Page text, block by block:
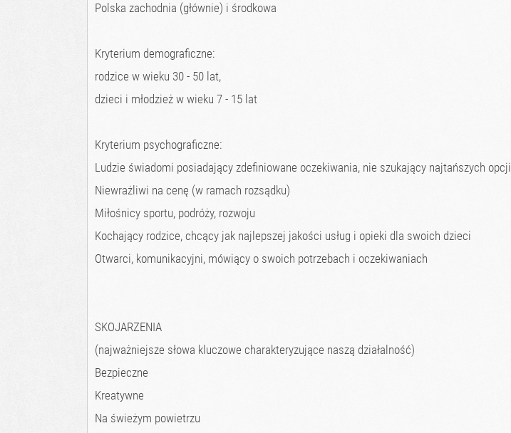
Polska zachodnia (głównie) i środkowa
Kryterium demograficzne:
rodzice w wieku 30 - 50 lat,
dzieci i młodzież w wieku 7 - 15 lat
Kryterium psychograficzne:
Ludzie świadomi posiadający zdefiniowane oczekiwania, nie szukający najtańszych opcji
Niewrażliwi na cenę (w ramach rozsądku)
Miłośnicy sportu, podróży, rozwoju
Kochający rodzice, chcący jak najlepszej jakości usług i opieki dla swoich dzieci
Otwarci, komunikacyjni, mówiący o swoich potrzebach i oczekiwaniach
SKOJARZENIA
(najważniejsze słowa kluczowe charakteryzujące naszą działalność)
Bezpieczne
Kreatywne
Na świeżym powietrzu